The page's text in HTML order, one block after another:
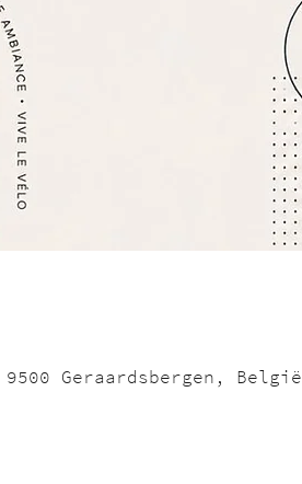
Geraardsbergen, België